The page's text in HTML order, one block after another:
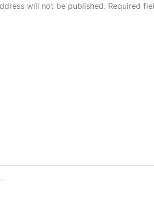
will not be published. Required